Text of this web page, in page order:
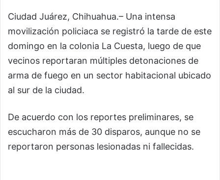
Ciudad Juárez, Chihuahua.– Una intensa
movilización policiaca se registró la tarde de este
domingo en la colonia La Cuesta, luego de que
vecinos reportaran múltiples detonaciones de
arma de fuego en un sector habitacional ubicado
al sur de la ciudad.
De acuerdo con los reportes preliminares, se
escucharon más de 30 disparos, aunque no se
reportaron personas lesionadas ni fallecidas.